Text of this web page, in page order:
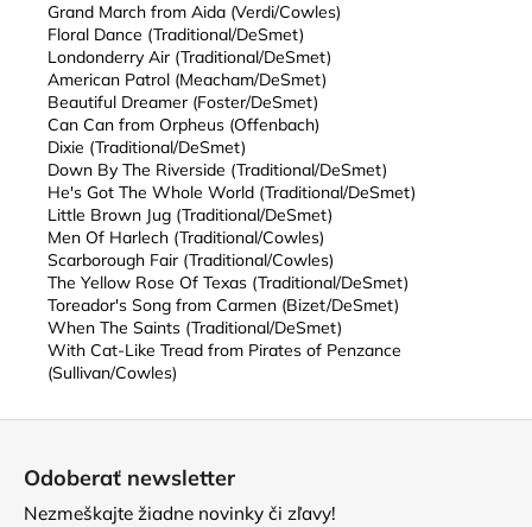
Grand March from Aida (Verdi/Cowles)
Floral Dance (Traditional/DeSmet)
Londonderry Air (Traditional/DeSmet)
American Patrol (Meacham/DeSmet)
Beautiful Dreamer (Foster/DeSmet)
Can Can from Orpheus (Offenbach)
Dixie (Traditional/DeSmet)
Down By The Riverside (Traditional/DeSmet)
He's Got The Whole World (Traditional/DeSmet)
Little Brown Jug (Traditional/DeSmet)
Men Of Harlech (Traditional/Cowles)
Scarborough Fair (Traditional/Cowles)
The Yellow Rose Of Texas (Traditional/DeSmet)
Toreador's Song from Carmen (Bizet/DeSmet)
When The Saints (Traditional/DeSmet)
With Cat-Like Tread from Pirates of Penzance
(Sullivan/Cowles)
Odoberať newsletter
Nezmeškajte žiadne novinky či zľavy!